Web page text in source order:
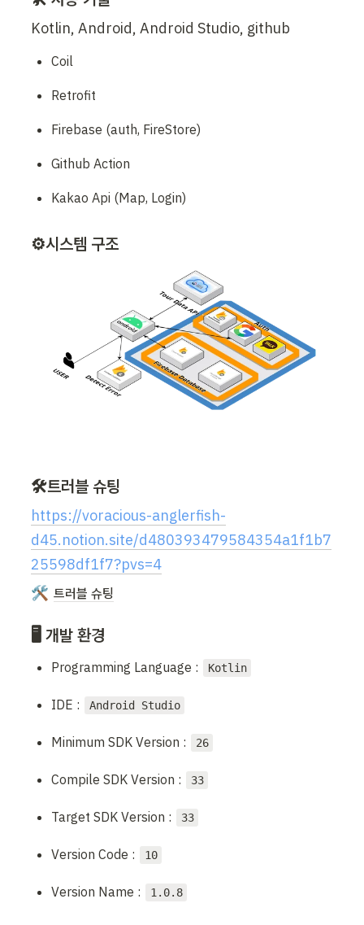
Kotlin, Android, Android Studio, github
Coil
Retrofit
Firebase (auth, FireStore)
Github Action
Kakao Api (Map, Login)
⚙️시스템 구조
🛠️트러블 슈팅
https://voracious-anglerfish-
d45.notion.site/d480393479584354a1f1b7
25598df1f7?pvs=4
🛠 트러블 슈팅
🖥️ 개발 환경
Programming Language : Kotlin
IDE : Android Studio
Minimum SDK Version : 26
Compile SDK Version : 33
Target SDK Version : 33
Version Code : 10
Version Name : 1.0.8